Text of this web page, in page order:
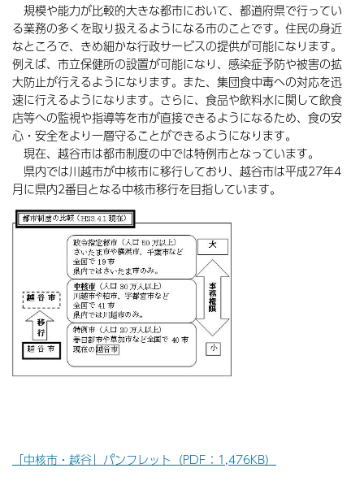
規模や能力が比較的大きな都市において、都道府県で行ってい
る業務の多くを取り扱えるようになる市のことです。住民の身近
なところで、きめ細かな行政サービスの提供が可能になります。
例えば、市立保健所の設置が可能になり、感染症予防や被害の拡
大防止が行えるようになります。また、集団食中毒への対応を迅
速に行えるようになります。さらに、食品や飲料水に関して飲食
店等への監視や指導等を市が直接できるようになるため、食の安
心・安全をより一層守ることができるようになります。
現在、越谷市は都市制度の中では特例市となっています。
県内では川越市が中核市に移行しており、越谷市は平成27年4
月に県内2番目となる中核市移行を目指しています。
「中核市・越谷」パンフレット（PDF：1,476KB）